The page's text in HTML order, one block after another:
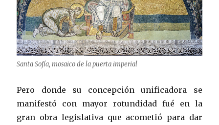
Santa Sofía, mosaico de la puerta imperial
Pero donde su concepción unificadora se
manifestó con mayor rotundidad fué en la
gran obra legislativa que acometió para dar